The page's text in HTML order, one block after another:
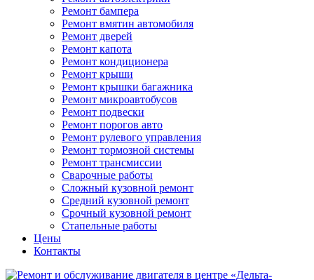
Ремонт бампера
Ремонт вмятин автомобиля
Ремонт дверей
Ремонт капота
Ремонт кондиционера
Ремонт крыши
Ремонт крышки багажника
Ремонт микроавтобусов
Ремонт подвески
Ремонт порогов авто
Ремонт рулевого управления
Ремонт тормозной системы
Ремонт трансмиссии
Сварочные работы
Сложный кузовной ремонт
Средний кузовной ремонт
Срочный кузовной ремонт
Стапельные работы
Цены
Контакты